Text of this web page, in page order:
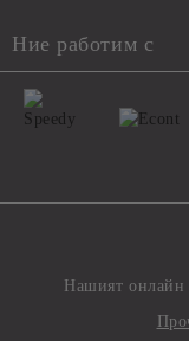
Ние работим с
Нашият онлайн